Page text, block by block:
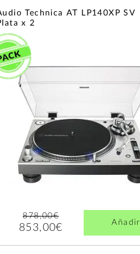
a wishlistTechnica AT LP140XP SV
x 2
878,00€
853,00€ Añadir